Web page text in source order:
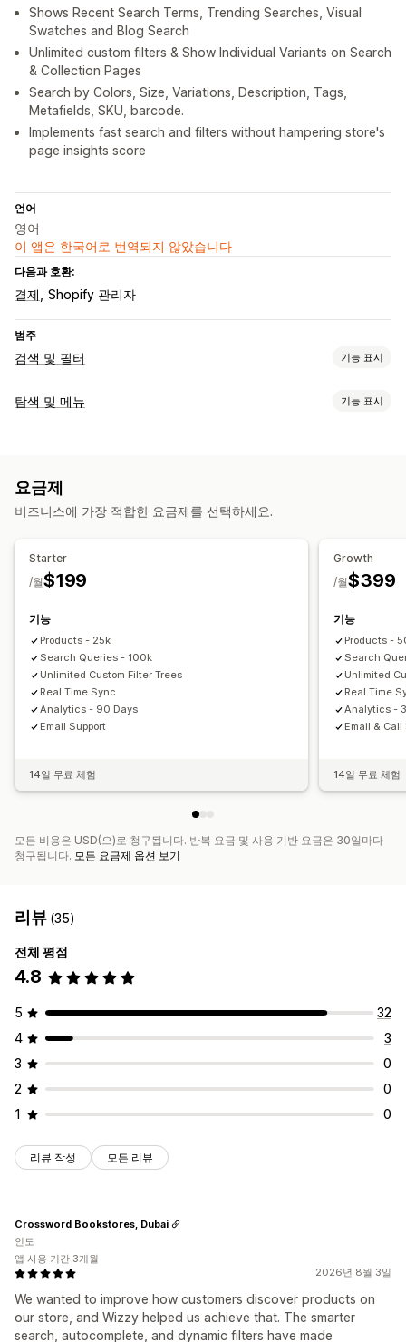
Shows Recent Search Terms, Trending Searches, Visual
Swatches and Blog Search
Unlimited custom filters & Show Individual Variants on Search
& Collection Pages
Search by Colors, Size, Variations, Description, Tags,
Metafields, SKU, barcode.
Implements fast search and filters without hampering store's
page insights score
언어
영어
이 앱은 한국어로 번역되지 않았습니다
다음과 호환:
결제 Shopify 관리자
범주
검색 및 필터 기능 표시
검색 기능
표시 사용자 지정
필터 표시
분석
탐색 및 메뉴 기능 표시
맞춤 설정
요금제
비즈니스에 가장 적합한 요금제를 선택하세요.
Starter
$199
/월
기능
Products - 25k
Search Queries - 100k
Unlimited Custom Filter Trees
Real Time Sync
Analytics - 90 Days
Email Support
14일 무료 체험
Growth
$399
/월
기능
Products -
Search
Unlimited
Real Time
Analytics -
Email & Call
14일 무료 체험
모든 비용은 USD(으)로 청구됩니다. 반복 요금 및 사용 기반 요금은 30일마다
청구됩니다. 모든 요금제 옵션 보기
리뷰 (35)
전체 평점
4.8
5
32
4
3
3
0
2
0
1
0
리뷰 작성 모든 리뷰
2026년 8월 3일
We wanted to improve how customers discover products on
our store, and Wizzy helped us achieve that. The smarter
search, autocomplete, and dynamic filters have made
Crossword Bookstores, Dubai
인도
앱 사용 기간 3개월